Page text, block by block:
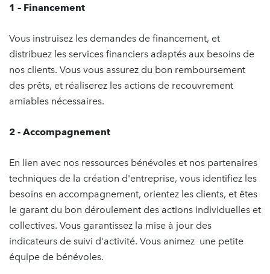
1 – Financement
Vous instruisez les demandes de financement, et
distribuez les services financiers adaptés aux besoins de
nos clients. Vous vous assurez du bon remboursement
des prêts, et réaliserez les actions de recouvrement
amiables nécessaires.
2 - Accompagnement
En lien avec nos ressources bénévoles et nos partenaires
techniques de la création d'entreprise, vous identifiez les
besoins en accompagnement, orientez les clients, et êtes
le garant du bon déroulement des actions individuelles et
collectives. Vous garantissez la mise à jour des
indicateurs de suivi d'activité. Vous animez une petite
équipe de bénévoles.